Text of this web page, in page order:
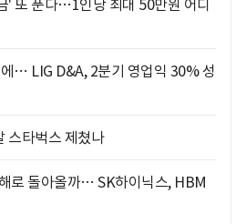
' 또 푼다…1인당 최대 50만원 어디
… LIG D&A, 2분기 영업익 30% 성
스타벅스 제쳤나
로 돌아올까… SK하이닉스, HBM